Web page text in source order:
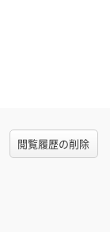
閲覧履歴の削除